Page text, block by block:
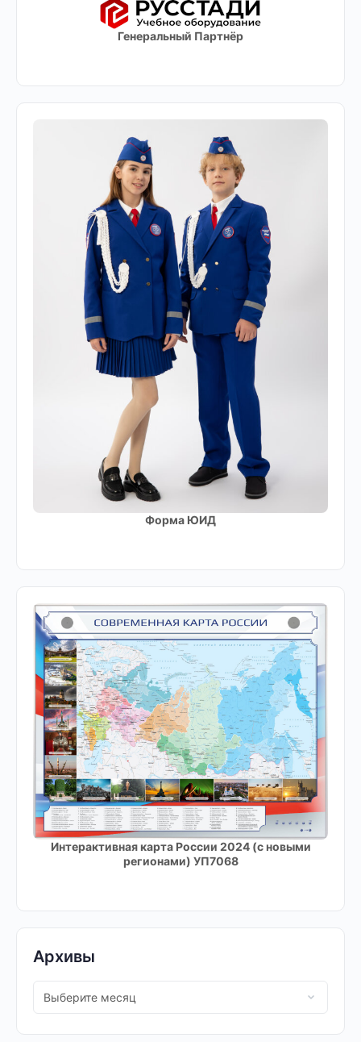
Генеральный Партнёр
Форма ЮИД
Интерактивная карта России 2024 (с новыми
регионами) УП7068
Архивы